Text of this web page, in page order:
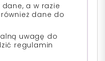
dane, a w razie
dane do
uwagę do
regulamin